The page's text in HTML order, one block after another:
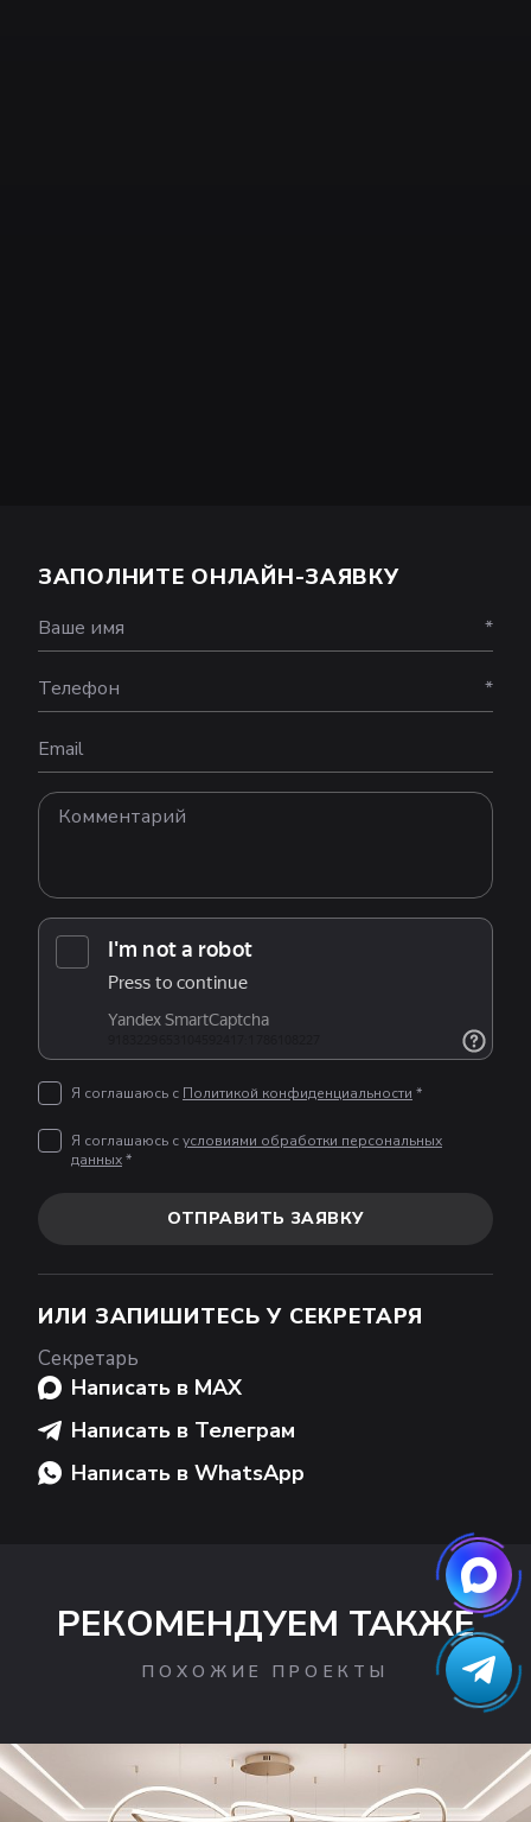
ЗАПОЛНИТЕ ОНЛАЙН-ЗАЯВКУ
Ваше имя *
Телефон *
Email
Я соглашаюсь с Политикой конфиденциальности *
Я соглашаюсь сусловиями обработки персональных
данных*
ОТПРАВИТЬ ЗАЯВКУ
ИЛИ ЗАПИШИТЕСЬ У СЕКРЕТАРЯ
Секретарь
Написать в MAX
Написать в Телеграм
Написать в WhatsApp
РЕКОМЕНДУЕМ ТАКЖЕ
ПОХОЖИЕ ПРОЕКТЫ